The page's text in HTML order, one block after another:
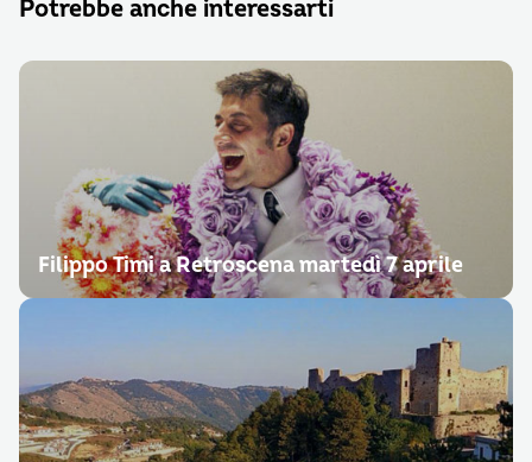
Potrebbe anche interessarti
Filippo Timi a Retroscena martedì 7 aprile